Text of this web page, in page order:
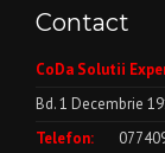
Contact
CoDa Solutii
Bd. 1 Decembrie
Telefon: